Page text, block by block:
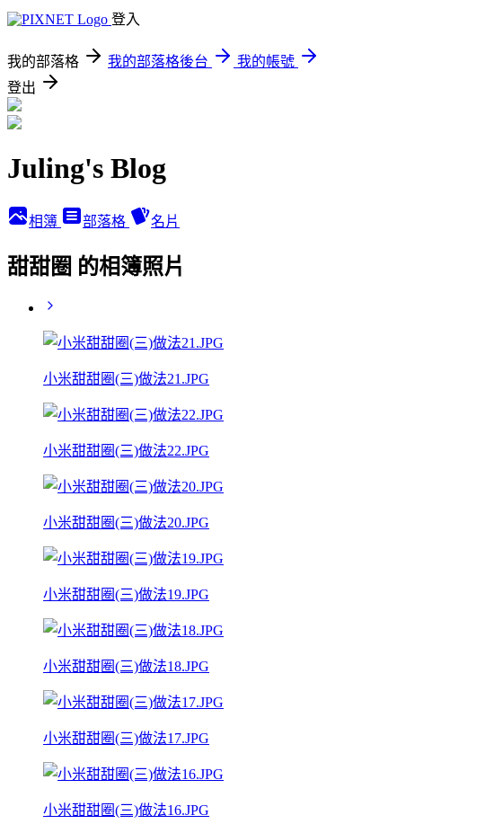
登入
我的部落格 我的部落格後台
我的帳號
登出
Juling's Blog
相簿 部落格 名片
甜甜圈 的相簿照片
小米甜甜圈(三)做法21.JPG
小米甜甜圈(三)做法22.JPG
小米甜甜圈(三)做法20.JPG
小米甜甜圈(三)做法19.JPG
小米甜甜圈(三)做法18.JPG
小米甜甜圈(三)做法17.JPG
小米甜甜圈(三)做法16.JPG